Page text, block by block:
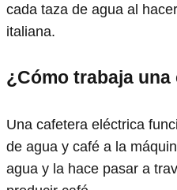
cada taza de agua al
italiana.
¿Cómo trabaja
Una cafetera eléctrica
de agua y café a la
agua y la hace pasar a